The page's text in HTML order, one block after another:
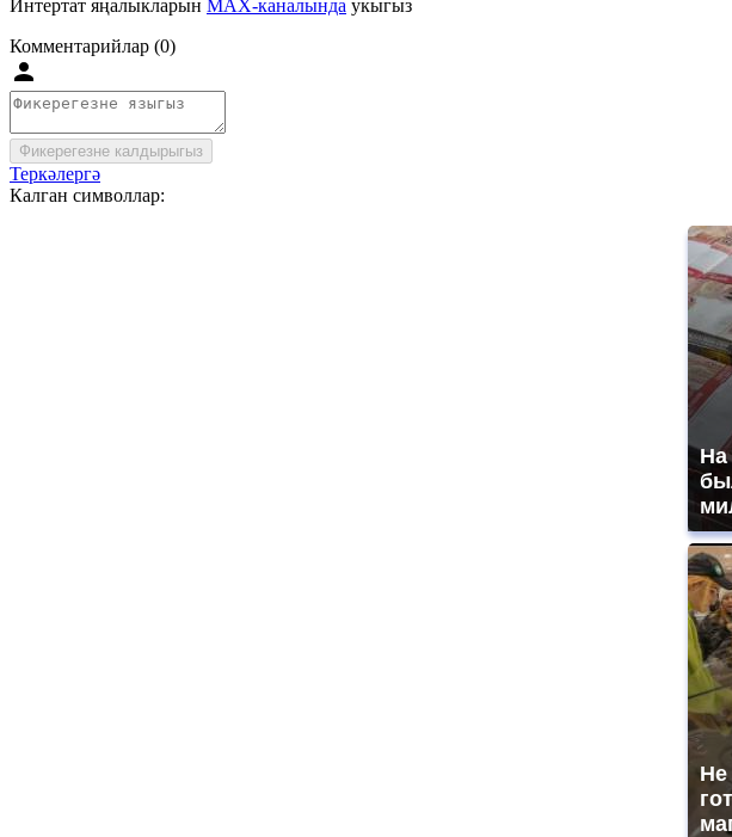
Интертат яңалыкларын MAX-каналында укыгыз
Комментарийлар (0)
Фикерегезне калдырыгыз
Теркәлергә
Калган символлар:
На
Не